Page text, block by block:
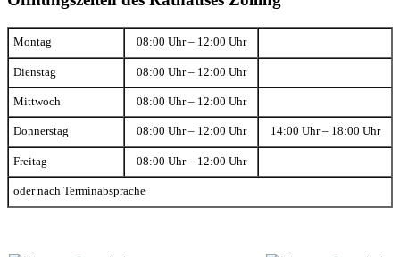
Montag 08:00 Uhr – 12:00 Uhr
Dienstag 08:00 Uhr – 12:00 Uhr
Mittwoch 08:00 Uhr – 12:00 Uhr
Donnerstag 08:00 Uhr – 12:00 Uhr 14:00 Uhr – 18:00 Uhr
Freitag 08:00 Uhr – 12:00 Uhr
oder nach Terminabsprache